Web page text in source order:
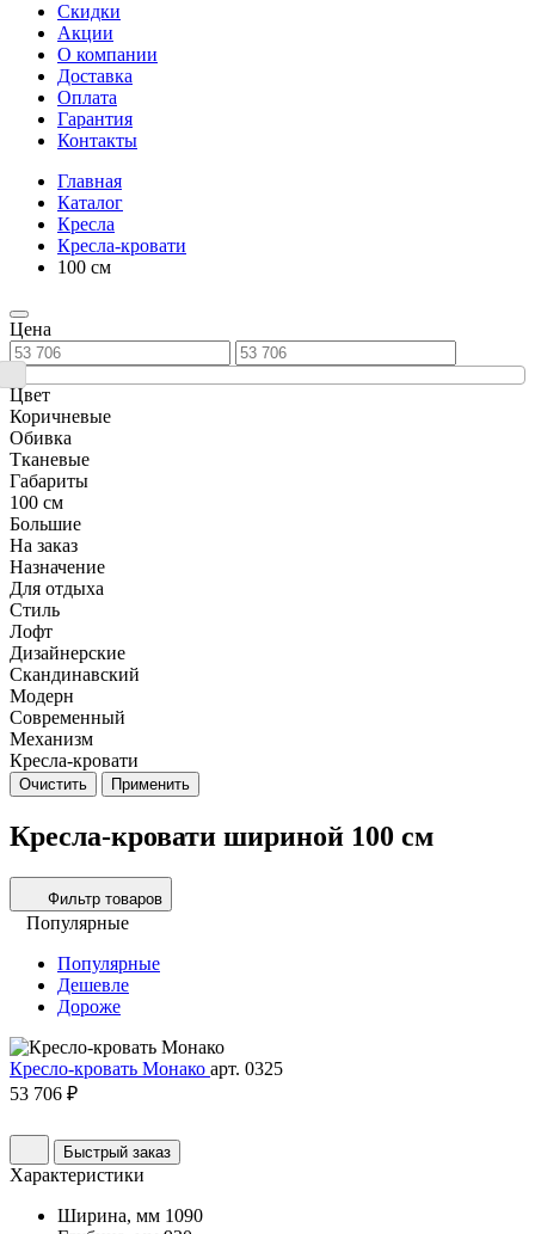
Скидки
Акции
О компании
Доставка
Оплата
Гарантия
Контакты
Главная
Каталог
Кресла
Кресла-кровати
100 см
Цена
Цвет
Коричневые
Обивка
Тканевые
Габариты
100 см
Большие
На заказ
Назначение
Для отдыха
Стиль
Лофт
Дизайнерские
Скандинавский
Модерн
Современный
Механизм
Кресла-кровати
Очистить Применить
Кресла-кровати шириной 100 см
Фильтр товаров
Популярные
Популярные
Дешевле
Дороже
Кресло-кровать Монако арт. 0325
53 706 ₽
Быстрый заказ
Характеристики
Ширина, мм 1090